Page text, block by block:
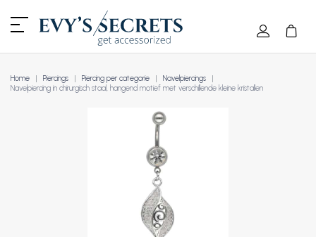
Home Piercings Piercing per categorie
Navelpiercings
Navelpiercing in chirurgisch staal, hangend motief met verschillende kleine kristallen